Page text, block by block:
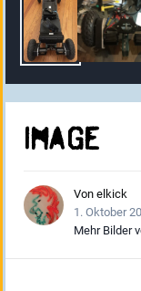
image
Von elkick
1. Oktober
Mehr Bilder